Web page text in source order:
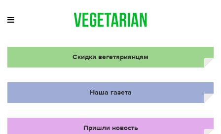
Скидки вегетарианцам
Наша газета
Пришли новость